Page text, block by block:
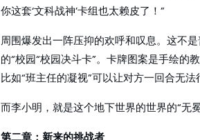
你这套‘文科战神’卡组也太赖皮了！”
周围爆发出一阵压抑的欢呼和叹息。这不
的“校园“校园决斗卡”。卡牌图案是手绘
比如“班主任的凝视”可以让对方一回合无
而李小明，就是这个地下世界的世界的“无
第二章：新来的挑战者